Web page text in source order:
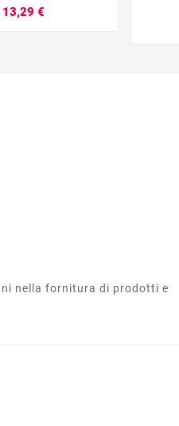
13,29 €
nella fornitura di prodotti e